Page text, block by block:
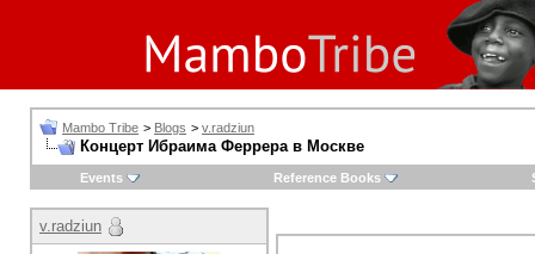
Mambo Tribe > Blogs > v.radziun
Концерт Ибраима Феррера в Москве
Events Reference Books
v.radziun